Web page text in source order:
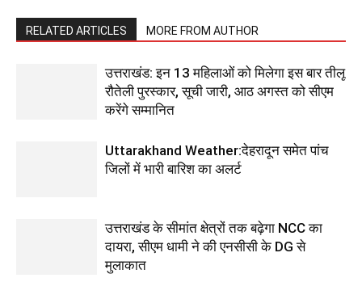
RELATED ARTICLES MORE FROM AUTHOR
उत्तराखंड: इन 13 महिलाओं को मिलेगा इस बार तीलू
रौतेली पुरस्कार, सूची जारी, आठ अगस्त को सीएम
करेंगे सम्मानित
Uttarakhand Weather:देहरादून समेत पांच
जिलों में भारी बारिश का अलर्ट
उत्तराखंड के सीमांत क्षेत्रों तक बढ़ेगा NCC का
दायरा, सीएम धामी ने की एनसीसी के DG से
मुलाकात